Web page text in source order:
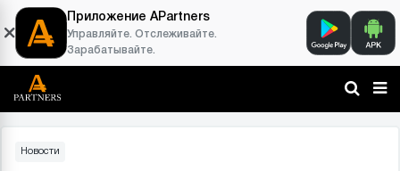
Приложение APartners
Управляйте. Отслеживайте.
Зарабатывайте.
Новости